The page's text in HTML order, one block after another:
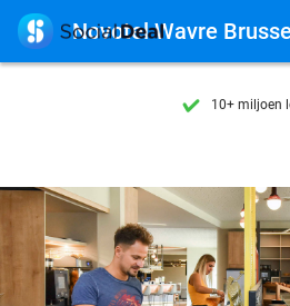
7 dagen per week
10+ miljoen
7 dagen per week
10+ miljoen
 Novotel Wavre